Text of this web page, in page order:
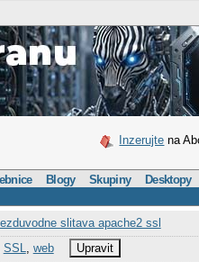
Inzerujte na
Blogy Skupiny Desktopy
slitava apache2 ssl
SSL web Upravit